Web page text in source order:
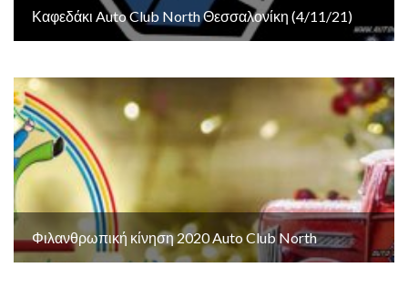
Καφεδάκι Auto Club North Θεσσαλονίκη (4/11/21)
Φιλανθρωπική κίνηση 2020 Auto Club North